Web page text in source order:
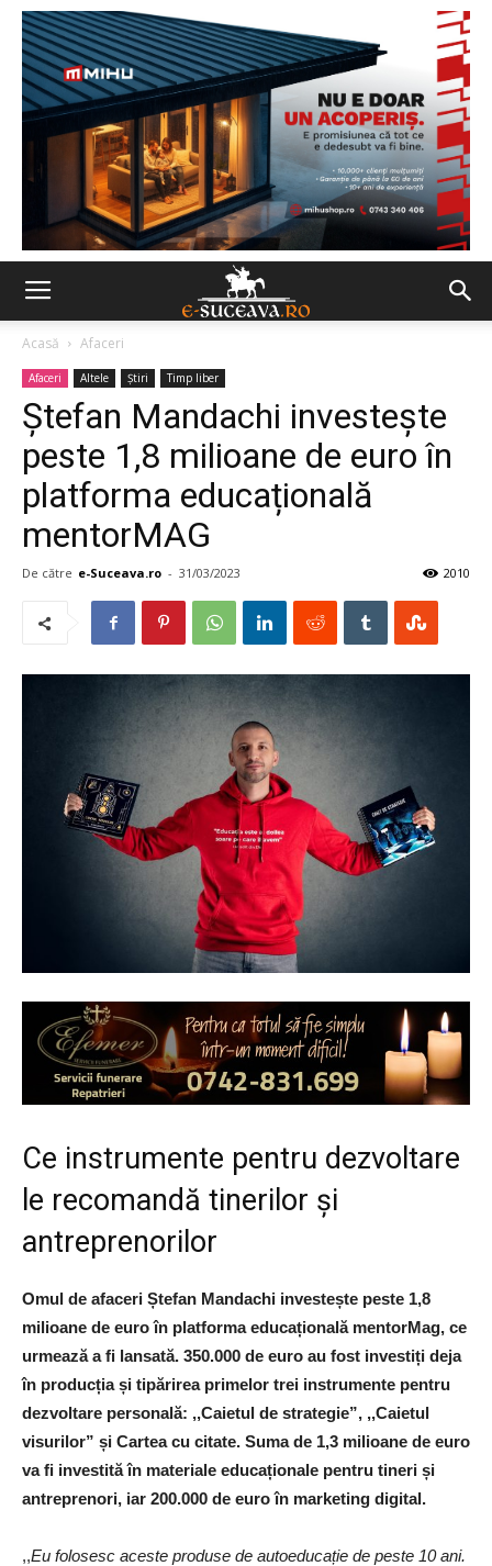
Acasă Afaceri
Afaceri Altele Ştiri Timp liber
Ștefan Mandachi investește
peste 1,8 milioane de euro în
platforma educațională
mentorMAG
De către e-Suceava.ro - 31/03/2023 2010
Ce instrumente pentru dezvoltare
le recomandă tinerilor și
antreprenorilor
Omul de afaceri Ștefan Mandachi investește peste 1,8
milioane de euro în platforma educațională mentorMag, ce
urmează a fi lansată. 350.000 de euro au fost investiți deja
în producția și tipărirea primelor trei instrumente pentru
dezvoltare personală: ,,Caietul de strategie”, ,,Caietul
visurilor” și Cartea cu citate. Suma de 1,3 milioane de euro
va fi investită în materiale educaționale pentru tineri și
antreprenori, iar 200.000 de euro în marketing digital.
,,Eu folosesc aceste produse de autoeducație de peste 10 ani.